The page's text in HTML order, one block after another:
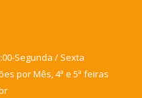
Segunda / Sexta
por Mês, 4ª e 5ª feiras